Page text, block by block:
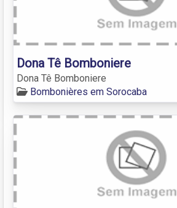
Dona Tê Bomboniere
Dona Tê Bomboniere
Bombonières em Sorocaba